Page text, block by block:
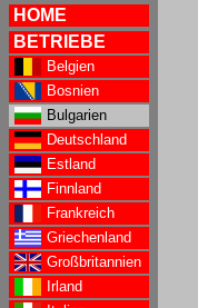
HOME
BETRIEBE
Belgien
Bosnien
Bulgarien
Deutschland
Estland
Finnland
Frankreich
Griechenland
Großbritannien
Irland